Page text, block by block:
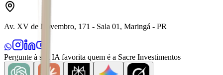
Av. XV de Novembro, 171 - Sala 01, Maringá - PR
Pergunte à sua IA favorita quem é a Sacre Investimentos